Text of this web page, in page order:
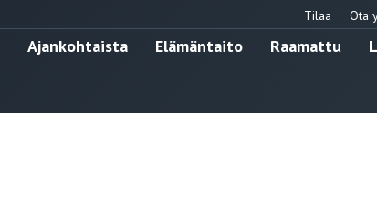
Tilaa Ota
Ajankohtaista Elämäntaito Raamattu